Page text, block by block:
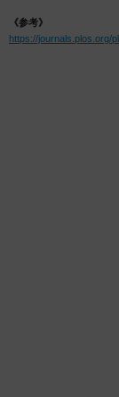
《参考》
https://journals.plos.org/